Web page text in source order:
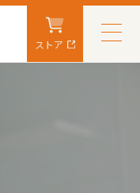
ストア